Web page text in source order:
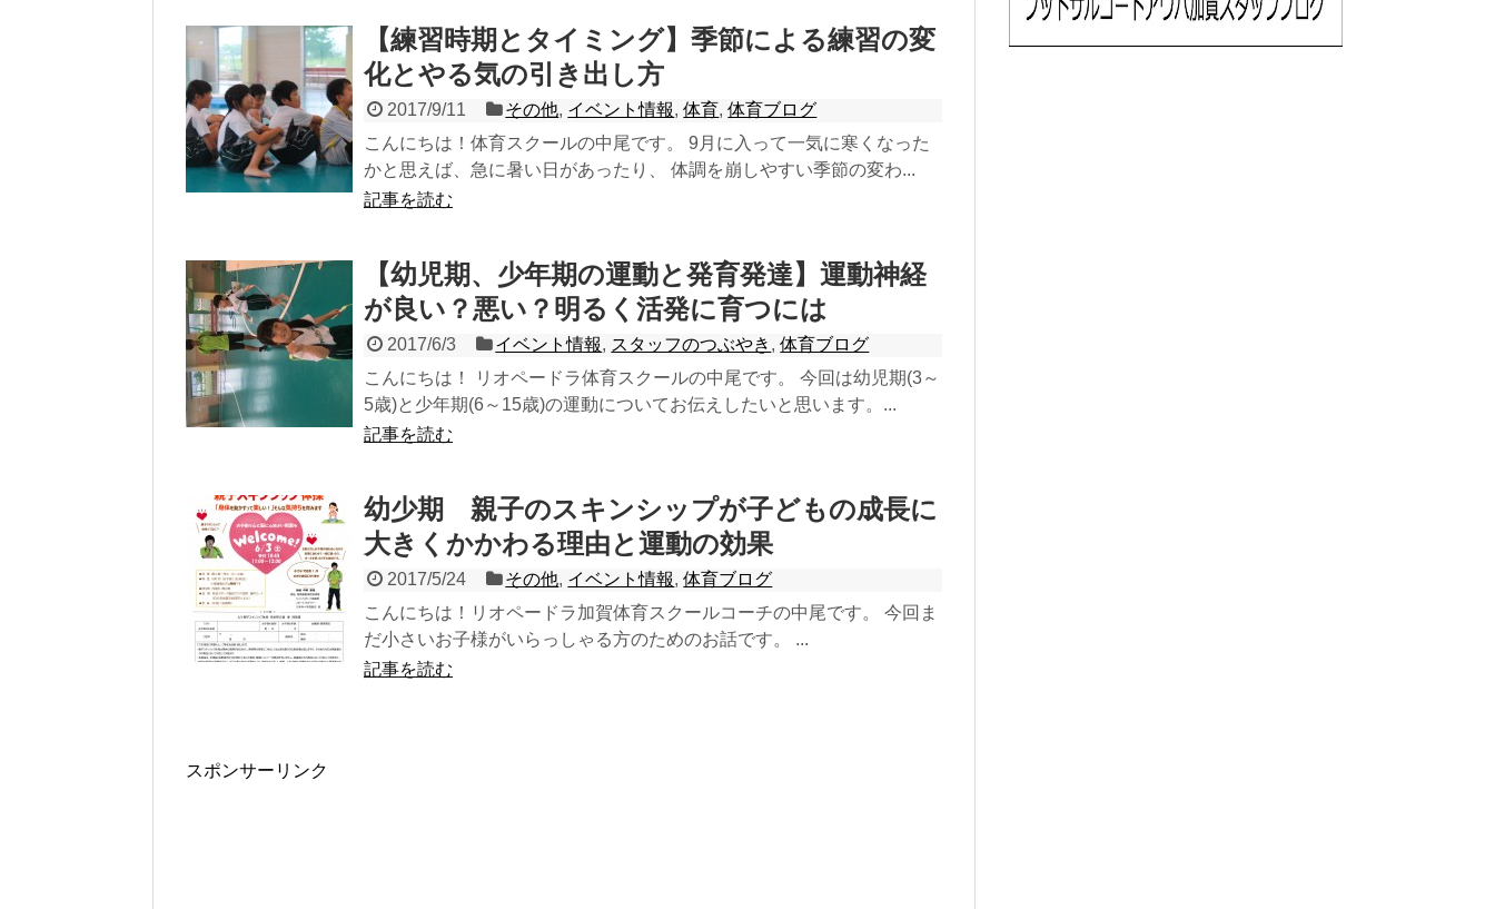
【練習時期とタイミング】季節による練習の変
化とやる気の引き出し方
2017/9/11 その他, イベント情報,体育,体育ブログ
こんにちは！体育スクールの中尾です。 9月に入って一気に寒くなった
かと思えば、急に暑い日があったり、 体調を崩しやすい季節の変わ...
記事を読む
【幼児期、少年期の運動と発育発達】運動神経
が良い？悪い？明るく活発に育つには
2017/6/3 イベント情報, スタッフのつぶやき ,体育ブログ
こんにちは！ リオペードラ体育スクールの中尾です。 今回は幼児期(3～
5歳)と少年期(6～15歳)の運動についてお伝えしたいと思います。...
記事を読む
幼少期 親子のスキンシップが子どもの成長に
大きくかかわる理由と運動の効果
2017/5/24 その他, イベント情報,体育ブログ
こんにちは！リオペードラ加賀体育スクールコーチの中尾です。 今回ま
だ小さいお子様がいらっしゃる方のためのお話です。 ...
記事を読む
スポンサーリンク